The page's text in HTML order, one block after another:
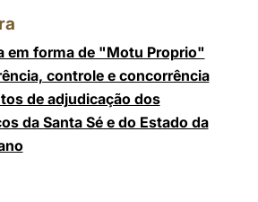
中文
LATINE
em forma de "Motu Proprio"
controle e concorrência
de adjudicação dos
da Santa Sé e do Estado da